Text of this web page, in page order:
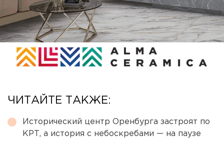
ЧИТАЙТЕ ТАКЖЕ:
Исторический центр Оренбурга застроят по
КРТ, а история с небоскребами — на паузе